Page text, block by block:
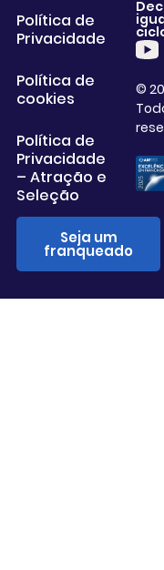
Política de
Privacidade
Política de
cookies
Política de
Privacidade
– Atração e
Seleção
Seja um
franqueado
©